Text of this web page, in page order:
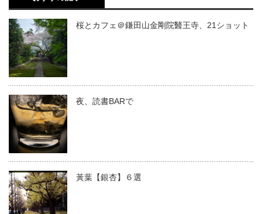
桜とカフェ＠鎌田山金剛院醫王寺、21ショット
夜、読書BARで
黃葉【銀杏】６選